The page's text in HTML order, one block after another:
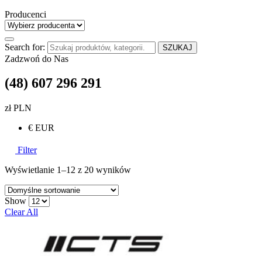
Producenci
Search for: SZUKAJ
Zadzwoń do Nas
(48) 607 296 291
zł PLN
€ EUR
Filter
Wyświetlanie 1–12 z 20 wyników
Show
Clear All